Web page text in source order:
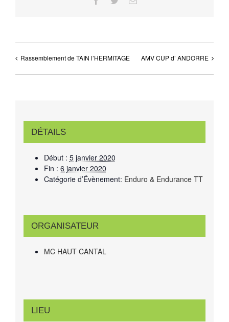
Rassemblement de TAIN l’HERMITAGE AMV CUP d’ ANDORRE
DÉTAILS
Début : 5 janvier 2020
Fin : 6 janvier 2020
Catégorie d’Évènement: Enduro & Endurance TT
ORGANISATEUR
MC HAUT CANTAL
LIEU